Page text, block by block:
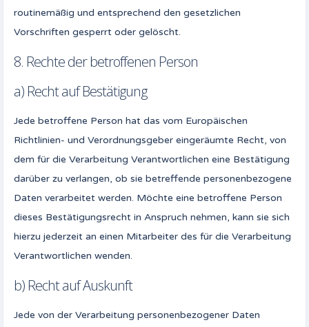
routinemäßig und entsprechend den gesetzlichen
Vorschriften gesperrt oder gelöscht.
8. Rechte der betroffenen Person
a) Recht auf Bestätigung
Jede betroffene Person hat das vom Europäischen
Richtlinien- und Verordnungsgeber eingeräumte Recht, von
dem für die Verarbeitung Verantwortlichen eine Bestätigung
darüber zu verlangen, ob sie betreffende personenbezogene
Daten verarbeitet werden. Möchte eine betroffene Person
dieses Bestätigungsrecht in Anspruch nehmen, kann sie sich
hierzu jederzeit an einen Mitarbeiter des für die Verarbeitung
Verantwortlichen wenden.
b) Recht auf Auskunft
Jede von der Verarbeitung personenbezogener Daten